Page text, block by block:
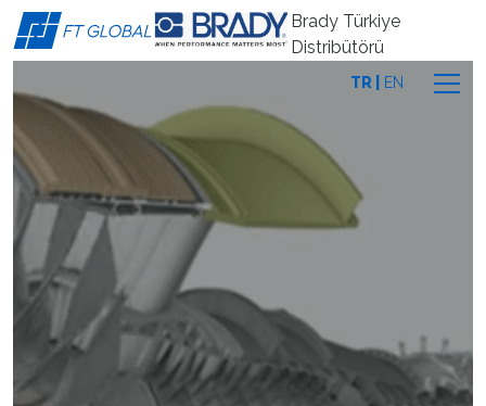
Brady Türkiye
Distribütörü
TR EN
İLETİŞİM
REFERANSLAR